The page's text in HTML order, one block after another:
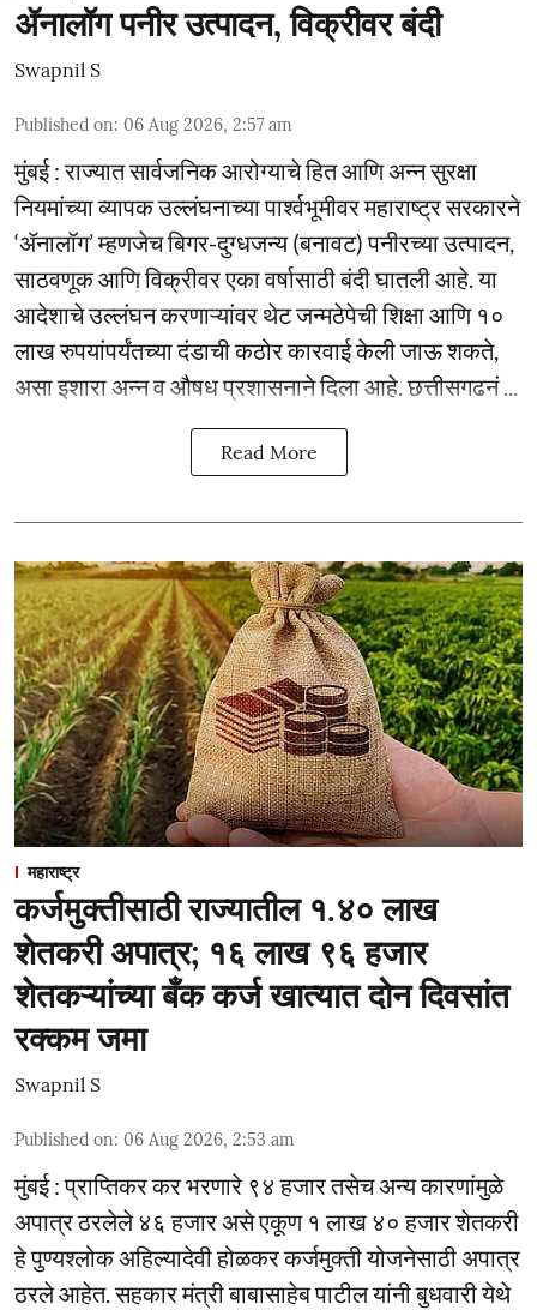
ॲनालॉग पनीर उत्पादन, विक्रीवर बंदी
Swapnil S
Published on: 06 Aug 2026, 2:57 am
मुंबई : राज्यात सार्वजनिक आरोग्याचे हित आणि अन्न सुरक्षा
नियमांच्या व्यापक उल्लंघनाच्या पार्श्वभूमीवर महाराष्ट्र सरकारने
‘ॲनालॉग’ म्हणजेच बिगर-दुग्धजन्य (बनावट) पनीरच्या उत्पादन,
साठवणूक आणि विक्रीवर एका वर्षासाठी बंदी घातली आहे. या
आदेशाचे उल्लंघन करणाऱ्यांवर थेट जन्मठेपेची शिक्षा आणि १०
लाख रुपयांपर्यंतच्या दंडाची कठोर कारवाई केली जाऊ शकते,
असा इशारा अन्न व औषध प्रशासनाने दिला आहे. छत्तीसगढनं ...
Read More
महाराष्ट्र
कर्जमुक्तीसाठी राज्यातील १.४० लाख
शेतकरी अपात्र; १६ लाख ९६ हजार
शेतकऱ्यांच्या बँक कर्ज खात्यात दोन दिवसांत
रक्कम जमा
Swapnil S
Published on: 06 Aug 2026, 2:53 am
मुंबई : प्राप्तिकर कर भरणारे ९४ हजार तसेच अन्य कारणांमुळे
अपात्र ठरलेले ४६ हजार असे एकूण १ लाख ४० हजार शेतकरी
हे पुण्यश्लोक अहिल्यादेवी होळकर कर्जमुक्ती योजनेसाठी अपात्र
ठरले आहेत. सहकार मंत्री बाबासाहेब पाटील यांनी बुधवारी येथे